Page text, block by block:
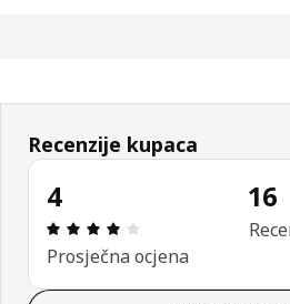
Recenzije kupaca
4
Ocjena i recenzija:
Prosječna ocjena
16